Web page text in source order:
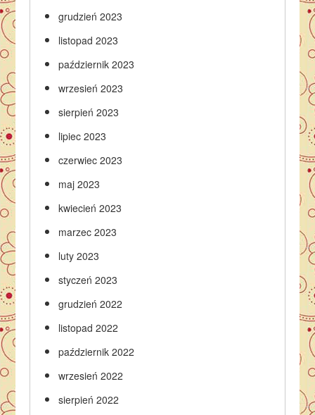
grudzień 2023
listopad 2023
październik 2023
wrzesień 2023
sierpień 2023
lipiec 2023
czerwiec 2023
maj 2023
kwiecień 2023
marzec 2023
luty 2023
styczeń 2023
grudzień 2022
listopad 2022
październik 2022
wrzesień 2022
sierpień 2022